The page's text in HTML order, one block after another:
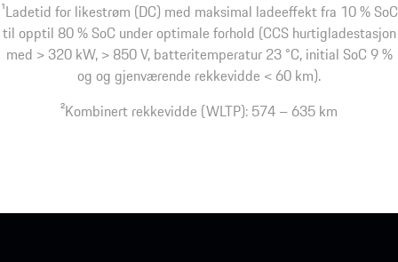
1Ladetid for likestrøm (DC) med maksimal ladeeffekt fra 10 % SoC
til opptil 80 % SoC under optimale forhold (CCS hurtigladestasjon
med > 320 kW, > 850 V, batteritemperatur 23 °C, initial SoC 9 %
og og gjenværende rekkevidde < 60 km).
2Kombinert rekkevidde (WLTP): 574 – 635 km